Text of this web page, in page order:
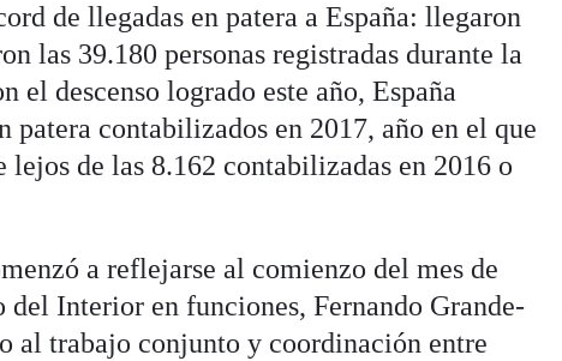
de llegadas en patera a España: llegaron
las 39.180 personas registradas durante la
el descenso logrado este año, España
patera contabilizados en 2017, año en el que
lejos de las 8.162 contabilizadas en 2016 o
a reflejarse al comienzo del mes de
Interior en funciones, Fernando Grande-
al trabajo conjunto y coordinación entre